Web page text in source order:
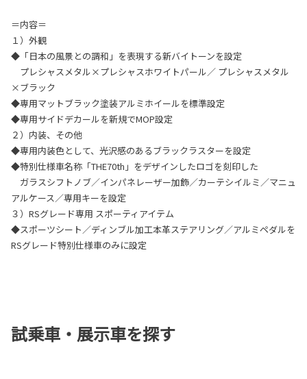
＝内容＝
１）外観
◆「日本の風景との調和」を表現する新バイトーンを設定
プレシャスメタル×プレシャスホワイトパール／ プレシャスメタル
×ブラック
◆専用マットブラック塗装アルミホイールを標準設定
◆専用サイドデカールを新規でMOP設定
２）内装、その他
◆専用内装色として、光沢感のあるブラックラスターを設定
◆特別仕様車名称「THE70th」をデザインしたロゴを刻印した
ガラスシフトノブ／インパネレーザー加飾／カーテシイルミ／マニュ
アルケース／専用キーを設定
３）RSグレード専用 スポーティアイテム
◆スポーツシート／ディンブル加工本革ステアリング／アルミペダルを
RSグレード特別仕様車のみに設定
試乗車・展示車を探す